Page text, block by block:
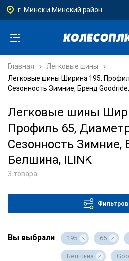
г. Минск и Минский район
Главная
Легковые шины
Легковые шины Ширина 195,
Сезонность Зимние, Бренд
Легковые шины
Профиль 65,
Сезонность Зимние,
Белшина, iLINK
3 товара
Вы выбрали 195 65
Белшина